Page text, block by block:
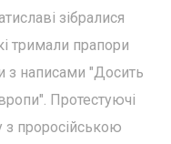
зібралися
тримали прапори
з написами "Досить
Протестуючі
проросійською